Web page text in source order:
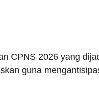
CPNS 2026 yang
guna